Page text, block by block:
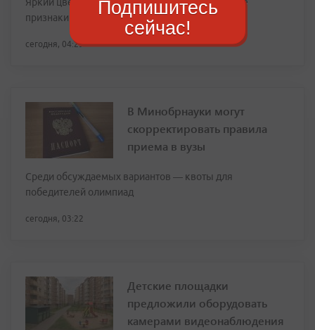
признаки зрелости
сегодня, 04:29
В Минобрнауки могут
скорректировать правила
приема в вузы
Среди обсуждаемых вариантов — квоты для
победителей олимпиад
сегодня, 03:22
Детские площадки
предложили оборудовать
камерами видеонаблюдения
Подпишитесь
сейчас!